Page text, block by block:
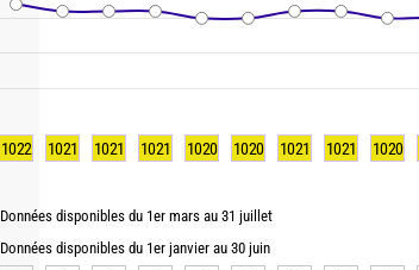
1022 1021 1021 1021 1020 1020 1021 1021 1020
Données disponibles du 1er mars au 31 juillet
Données disponibles du 1er janvier au 30 juin